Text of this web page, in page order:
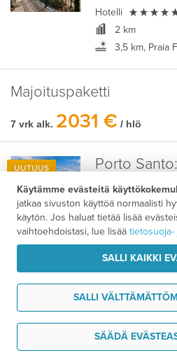
Hotelli 
2 km
3,5 km, Praia
Majoituspaketti
7 vrk alk. 2031 € / hlö
UUTUUS Porto Santo:
Santo
Hotelli
3,5 km
rannalla
Madeira:
Signature
Hotelli
Käytämme evästeitä
jatkaa sivuston käyttöä normaalisti
käytön. Jos haluat tietää lisää
vaihtoehdoistasi, lue lisää tietosuoja-
SALLI KAIKKI
SALLI
SÄÄDÄ